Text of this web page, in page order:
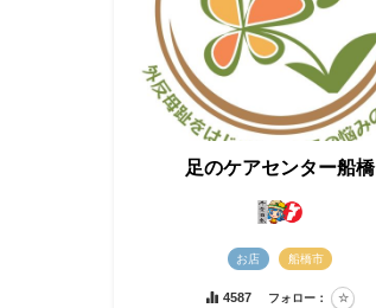
足のケアセンター船橋
お店 船橋市
4587 フォロー：